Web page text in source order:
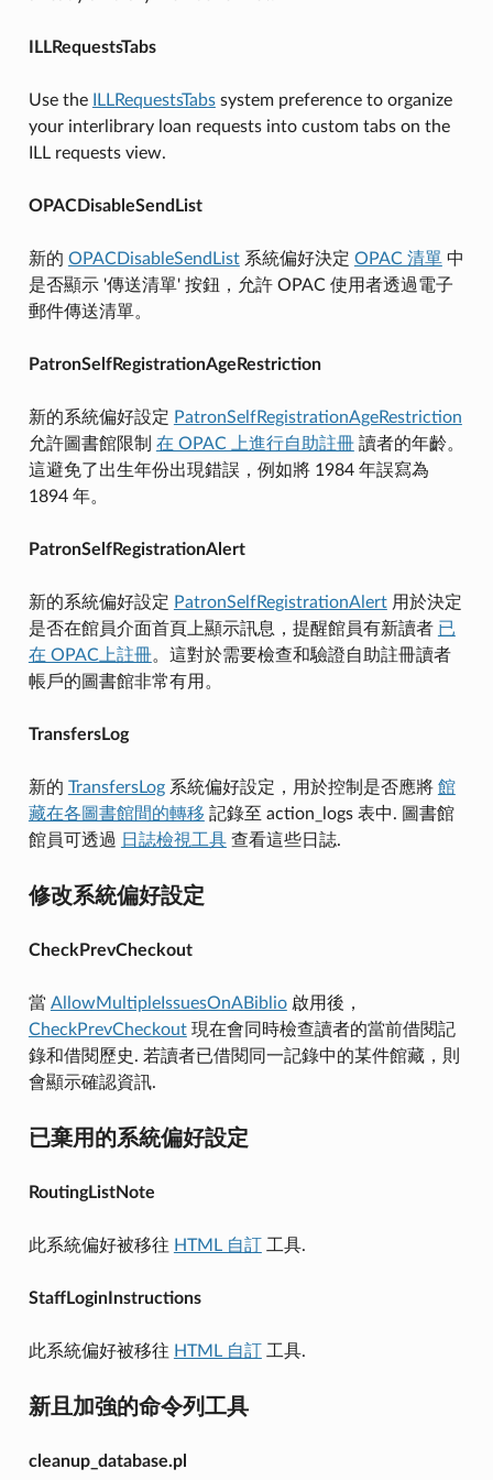
ILLRequestsTabs
Use the ILLRequestsTabssystem preference to organize
your interlibrary loan requests into custom tabs on the
ILL requests view.
OPACDisableSendList
新的 OPACDisableSendList系統偏好決定 OPAC 清單中
是否顯示 '傳送清單' 按鈕，允許 OPAC 使用者透過電子
郵件傳送清單。
PatronSelfRegistrationAgeRestriction
新的系統偏好設定 PatronSelfRegistrationAgeRestriction
允許圖書館限制 在 OPAC 上進行自助註冊讀者的年齡。
這避免了出生年份出現錯誤，例如將 1984 年誤寫為
1894 年。
PatronSelfRegistrationAlert
新的系統偏好設定 PatronSelfRegistrationAlert用於決定
是否在館員介面首頁上顯示訊息，提醒館員有新讀者 已
在 OPAC上註冊。這對於需要檢查和驗證自助註冊讀者
帳戶的圖書館非常有用。
TransfersLog
新的 TransfersLog系統偏好設定，用於控制是否應將 館
藏在各圖書館間的轉移 記錄至 action_logs 表中. 圖書館
館員可透過 日誌檢視工具查看這些日誌.
修改系統偏好設定
CheckPrevCheckout
當 AllowMultipleIssuesOnABiblio啟用後，
CheckPrevCheckout現在會同時檢查讀者的當前借閱記
錄和借閱歷史. 若讀者已借閱同一記錄中的某件館藏，則
會顯示確認資訊.
已棄用的系統偏好設定
RoutingListNote
此系統偏好被移往 HTML 自訂 工具.
StaffLoginInstructions
此系統偏好被移往 HTML 自訂 工具.
新且加強的命令列工具
cleanup_database.pl